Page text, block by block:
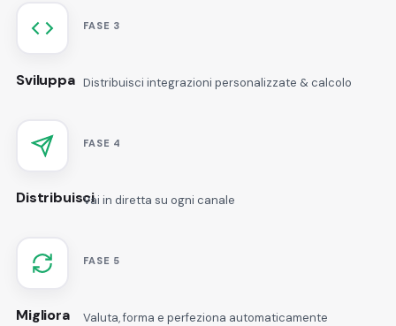
FASE 3
Sviluppa Distribuisci integrazioni personalizzate & calcolo
FASE 4
DistribuisciVai in diretta su ogni canale
FASE 5
Migliora Valuta, forma e perfeziona automaticamente